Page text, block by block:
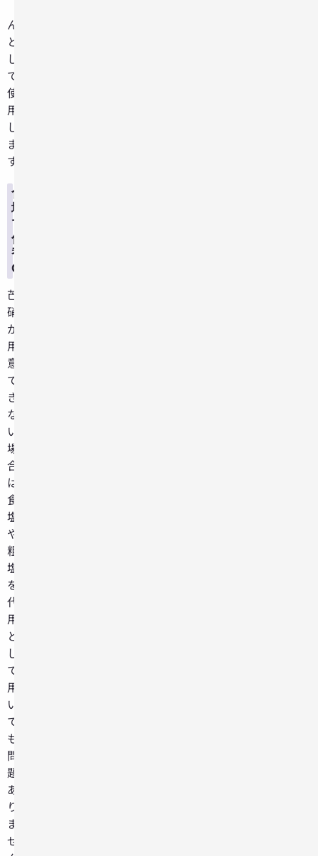
ん）
と
し
て
使
用
し
ま
す。
食
塩
で
代
替
OK
芒
硝
が
用
意
で
き
な
い
場
合
は
食
塩
や
粗
塩
を
代
用
と
し
て
用
い
て
も
問
題
あ
り
ま
せ